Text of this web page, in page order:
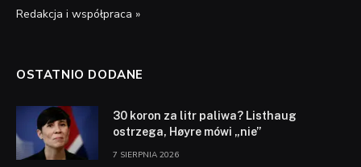
Redakcja i współpraca »
OSTATNIO DODANE
30 koron za litr paliwa? Listhaug
ostrzega, Høyre mówi „nie”
7 SIERPNIA 2026